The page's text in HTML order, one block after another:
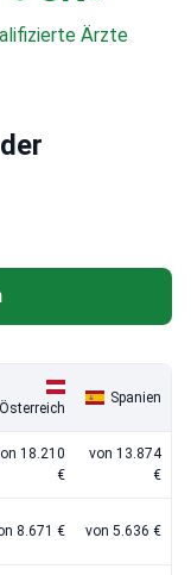
Ärzte
Österreich
Spanien
18.210
€
von 13.874
€
8.671 € von 5.636 €